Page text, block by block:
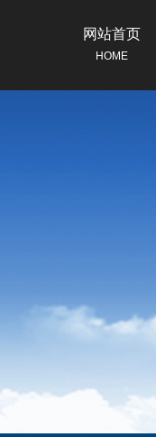
网站首页
HOME